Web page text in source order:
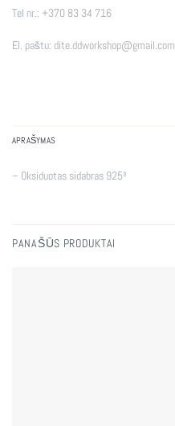
Tel nr.: +370 83 34 716
El. paštu: dite.ddworkshop@gmail.com
APRAŠYMAS
– Oksiduotas sidabras 925º
PANAŠŪS PRODUKTAI